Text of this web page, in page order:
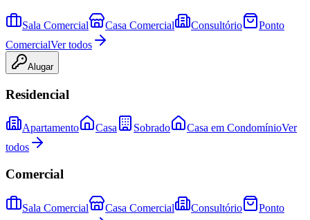
Sala Comercial Casa Comercial Consultório
Ponto
ComercialVer todos
Alugar
Residencial
Apartamento Casa Sobrado Casa em CondomínioVer
todos
Comercial
Sala Comercial Casa Comercial Consultório
Ponto